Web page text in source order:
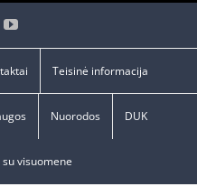
YouTube
Teisinė informacija
Nuorodos DUK
visuomene